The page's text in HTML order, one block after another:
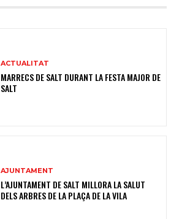
ACTUALITAT
MARRECS DE SALT DURANT LA FESTA MAJOR DE
SALT
AJUNTAMENT
L’AJUNTAMENT DE SALT MILLORA LA SALUT
DELS ARBRES DE LA PLAÇA DE LA VILA